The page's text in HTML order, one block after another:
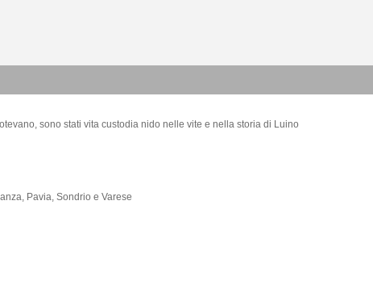
sono stati vita custodia nido nelle vite e nella storia di Luino
Pavia, Sondrio e Varese